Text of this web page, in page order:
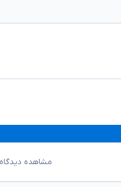
مشاهده